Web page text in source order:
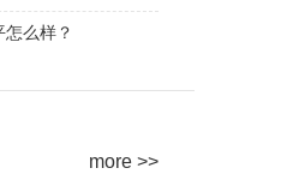
么样？
more >>